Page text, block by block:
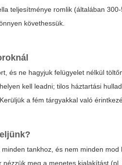
teljesítménye romlik (általában
követhessük.
és ne hagyjuk felügyelet nélkül
kell leadni; tilos háztartási
a fém tárgyakkal való
tankhoz, és nem minden
nézzük meg a menetes kialakítást